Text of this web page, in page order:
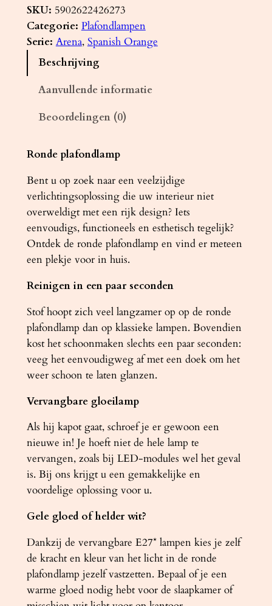
a
f
o
A
E
N
A
g
r
i
s
a
a
n
t
a
SKU: 5902622426273
Categorie: Plafondlampen
Serie: Arena, Spanish Orange
Beschrijving
Aanvullende informatie
Beoordelingen (0)
Ronde plafondlamp
Bent u op zoek naar een veelzijdige
verlichtingsoplossing die uw interieur niet
overweldigt met een rijk design? Iets
eenvoudigs, functioneels en esthetisch tegelijk?
Ontdek de ronde plafondlamp en vind er meteen
een plekje voor in huis.
Reinigen in een paar seconden
Stof hoopt zich veel langzamer op op de ronde
plafondlamp dan op klassieke lampen. Bovendien
kost het schoonmaken slechts een paar seconden:
veeg het eenvoudigweg af met een doek om het
weer schoon te laten glanzen.
Vervangbare gloeilamp
Als hij kapot gaat, schroef je er gewoon een
nieuwe in! Je hoeft niet de hele lamp te
vervangen, zoals bij LED-modules wel het geval
is. Bij ons krijgt u een gemakkelijke en
voordelige oplossing voor u.
Gele gloed of helder wit?
Dankzij de vervangbare E27* lampen kies je zelf
de kracht en kleur van het licht in de ronde
plafondlamp jezelf vastzetten. Bepaal of je een
warme gloed nodig hebt voor de slaapkamer of